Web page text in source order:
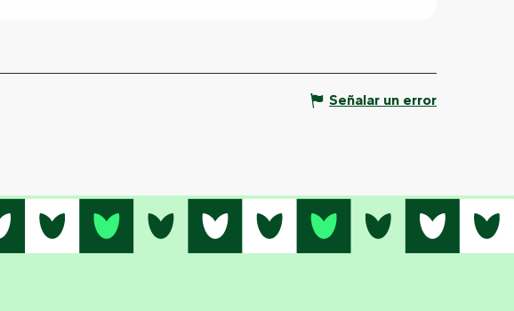
Señalar un error